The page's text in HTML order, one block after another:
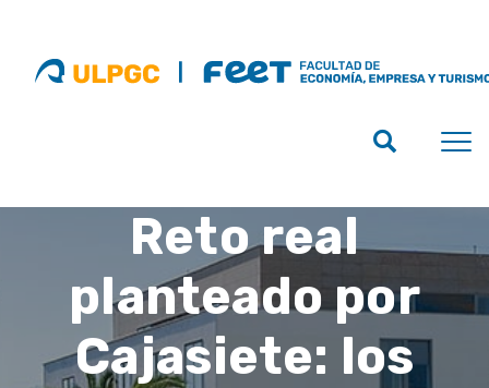
Reto real
planteado por
Cajasiete: los